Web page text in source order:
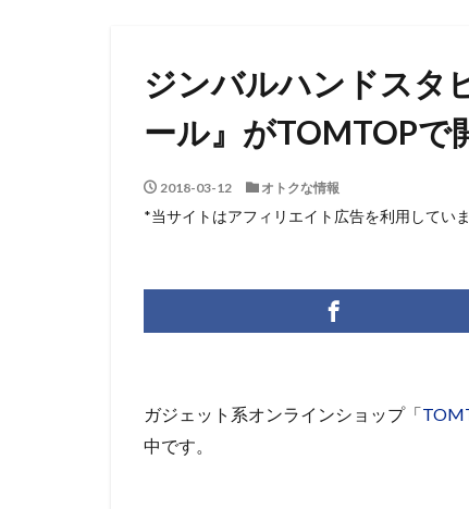
ジンバルハンドスタ
ール』がTOMTOPで
2018-03-12 オトクな情報
*当サイトはアフィリエイト広告を利用していま
ガジェット系オンラインショップ「
中です。